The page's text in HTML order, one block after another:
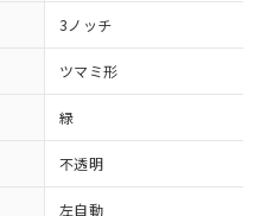
3ノッチ
ツマミ形
緑
不透明
左自動